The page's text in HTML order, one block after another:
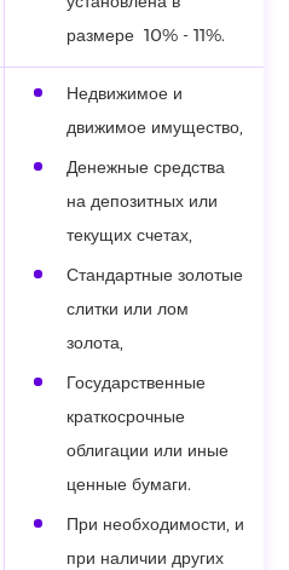
размере 10% - 11%.
Недвижимое и
движимое имущество,
Денежные средства
на депозитных или
текущих счетах,
Стандартные золотые
слитки или лом
золота,
Государственные
краткосрочные
облигации или иные
ценные бумаги.
При необходимости, и
при наличии других